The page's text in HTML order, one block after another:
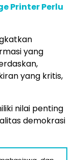
Printer Perlu
yang
yang kritis,
nilai penting
demokrasi